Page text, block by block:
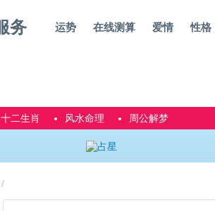
运势 在线测算 爱情 性格
十二生肖 风水命理 周公解梦